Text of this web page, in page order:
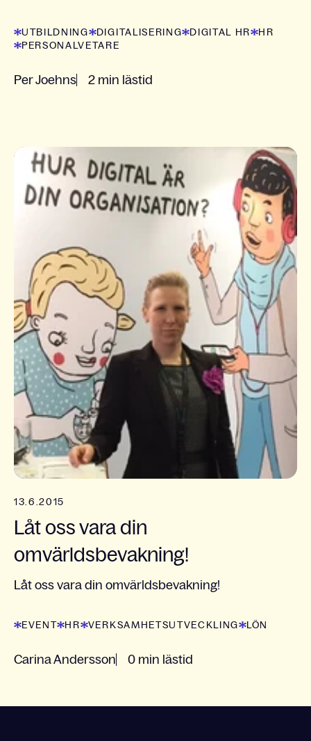
HR i framtiden,...
UTBILDNING DIGITALISERING DIGITAL HR
HR
PERSONALVETARE
Per Joehns 2 min lästid
13.6.2015
Låt oss vara din
omvärldsbevakning!
Låt oss vara din omvärldsbevakning!
EVENT HR VERKSAMHETSUTVECKLING LÖN
Carina Andersson 0 min lästid